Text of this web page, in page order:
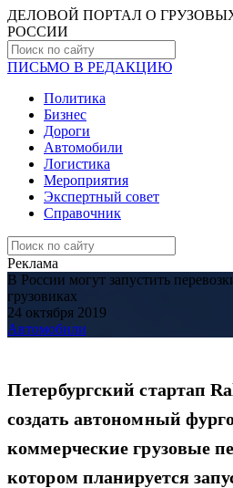
ДЕЛОВОЙ ПОРТАЛ О
РОCСИИ
ПИСЬМО В РЕДАКЦИЮ
Политика
Бизнес
Дороги
Автомобили
Логистика
Мероприятия
Экспертный совет
Справочник
Реклама
В России могут запустить
грузовиках
24 октября 2019
Автомобили
Петербургский стартап
создать автономный
коммерческие грузовые
котором планируется